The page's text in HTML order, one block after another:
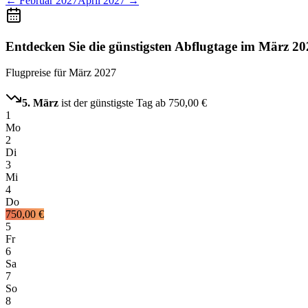
Entdecken Sie die günstigsten Abflugtage im März
Flugpreise fürMärz 2027
5. März ist der günstigste Tag ab 750,00 €
1
Mo
2
Di
3
Mi
4
Do
750,00 €
5
Fr
6
Sa
7
So
8